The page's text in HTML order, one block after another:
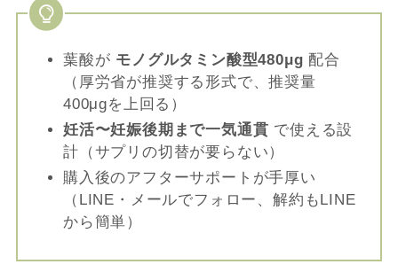
葉酸が モノグルタミン酸型480μg 配合
（厚労省が推奨する形式で、推奨量
400μgを上回る）
妊活〜妊娠後期まで一気通貫 で使える設
計（サプリの切替が要らない）
購入後のアフターサポートが手厚い
（LINE・メールでフォロー、解約もLINE
から簡単）